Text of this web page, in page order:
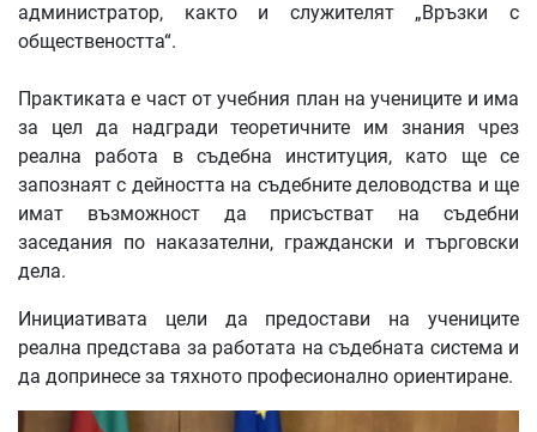
администратор, както и служителят „Връзки с
обществеността“.
Практиката е част от учебния план на учениците и има
за цел да надгради теоретичните им знания чрез
реална работа в съдебна институция, като ще се
запознаят с дейността на съдебните деловодства и ще
имат възможност да присъстват на съдебни
заседания по наказателни, граждански и търговски
дела.
Инициативата цели да предостави на учениците
реална представа за работата на съдебната система и
да допринесе за тяхното професионално ориентиране.